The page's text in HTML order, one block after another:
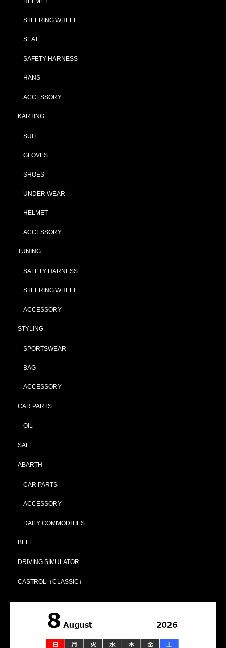
STEERING WHEEL
SEAT
SAFETY HARNESS
HANS
ACCESSORY
KARTING
SUIT
GLOVES
SHOES
UNDER WEAR
HELMET
ACCESSORY
TUNING
SAFETY HARNESS
STEERING WHEEL
ACCESSORY
STYLING
SPORTSWEAR
BAG
ACCESSORY
CAR PARTS
OIL
SALE
ABARTH
CAR PARTS
ACCESSORY
DAILY COMMODITIES
BELL
DRIVING SIMULATOR
CASTROL（CLASSIC）